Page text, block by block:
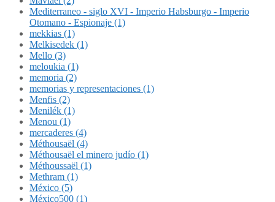
Mediterraneo - siglo XVI - Imperio Habsburgo - Imperio
Otomano - Espionaje (1)
mekkias (1)
Melkisedek (1)
Mello (3)
meloukia (1)
memoria (2)
memorias y representaciones (1)
Menfis (2)
Menilék (1)
Menou (1)
mercaderes (4)
Méthousaël (4)
Méthousaël el minero judío (1)
Méthoussaël (1)
Methram (1)
México (5)
México500 (1)